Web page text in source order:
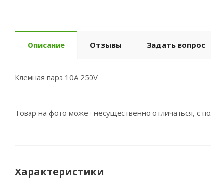
Описание Отзывы Задать вопрос
Клемная пара 10А 250V
Товар на фото может несущественно отличаться, с
Характеристики